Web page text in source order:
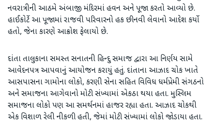
નવરાત્રીની આઠમે અંબાજી મંદિરમાં હવન અને પૂજા કરતો આવ્યો છે.
હાઈકોર્ટે આ પૂજામાં રાજવી પરિવારનો હક છીનવી લેવાનો આદેશ કર્યો
હતો, જેના કારણે આક્રોશ ફેલાયો છે.
દાંતા તાલુકાના સમસ્ત સનાતની હિન્દુ સમાજ દ્વારા આ નિર્ણય સામે
આવેદનપત્ર આપવાનું આયોજન કરાયું હતું. દાંતાના આઝાદ ચોક ખાતે
આસપાસના ગામોના લોકો, કરણી સેના સહિત વિવિધ ધર્મપ્રેમી સંગઠનો
અને સમાજના આગેવાનો મોટી સંખ્યામાં એકઠા થયા હતા. મુસ્લિમ
સમાજના લોકો પણ આ સમર્થનમાં હાજર રહ્યા હતા. આઝાદ ચોકથી
એક વિશાળ રેલી નીકળી હતી, જેમાં મોટી સંખ્યામાં લોકો જોડાયા હતા.